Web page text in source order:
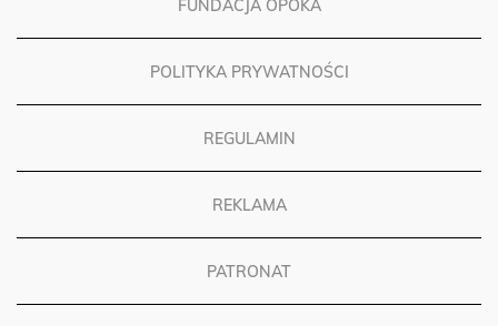
FUNDACJA OPOKA
POLITYKA PRYWATNOŚCI
REGULAMIN
REKLAMA
PATRONAT